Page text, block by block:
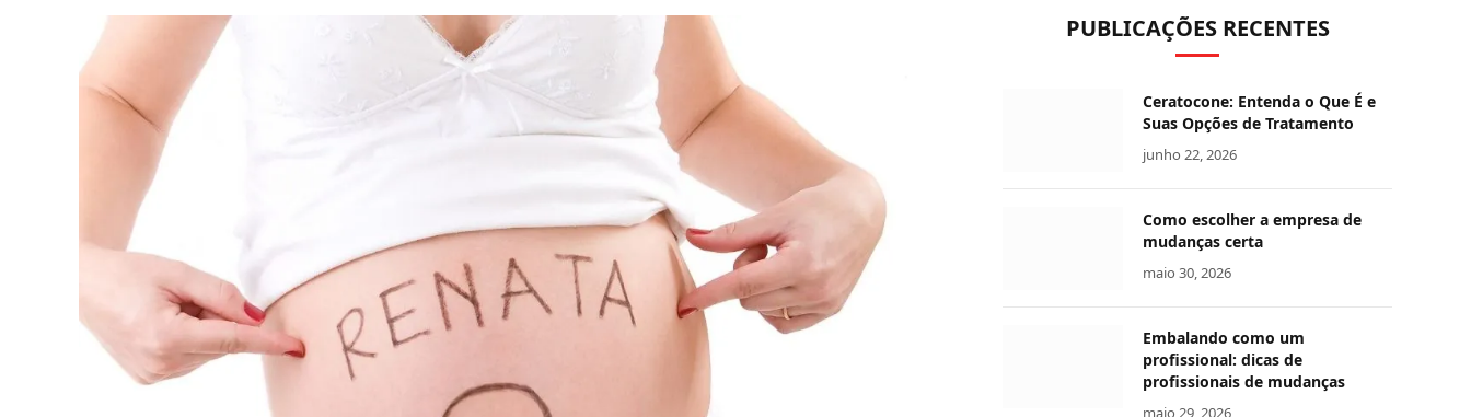
PUBLICAÇÕES RECENTES
Ceratocone: Entenda o Que É e
Suas Opções de Tratamento
junho 22, 2026
Como escolher a empresa de
mudanças certa
maio 30, 2026
Embalando como um
profissional: dicas de
profissionais de mudanças
maio 29, 2026